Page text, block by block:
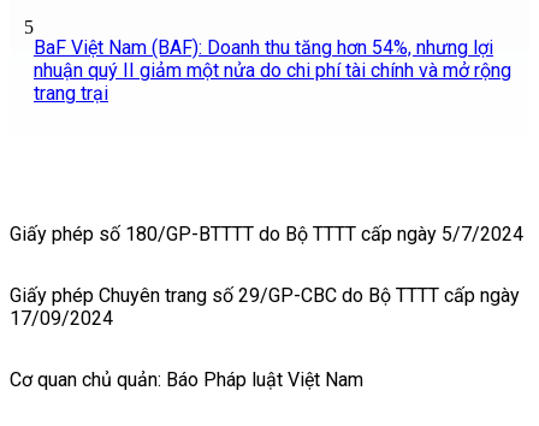
5
BaF Việt Nam (BAF): Doanh thu tăng hơn 54%, nhưng lợi
nhuận quý II giảm một nửa do chi phí tài chính và mở rộng
trang trại
Giấy phép số 180/GP-BTTTT do Bộ TTTT cấp ngày 5/7/2024
Giấy phép Chuyên trang số 29/GP-CBC do Bộ TTTT cấp ngày
17/09/2024
Cơ quan chủ quản: Báo Pháp luật Việt Nam